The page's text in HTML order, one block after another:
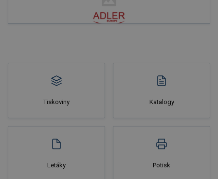
Tiskoviny Katalogy
Letáky Potisk